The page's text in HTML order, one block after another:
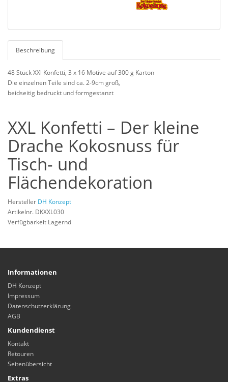
Beschreibung
48 Stück XXl Konfetti, 3 x 16 Motive auf 300 g Karton
Die einzelnen Teile sind ca. 2-9cm groß,
beidseitig bedruckt und formgestanzt
XXL Konfetti – Der kleine
Drache Kokosnuss für
Tisch- und
Flächendekoration
Hersteller DH Konzept
Artikelnr. DKXXL030
Verfügbarkeit Lagernd
Informationen
DH Konzept
Impressum
Datenschutzerklärung
AGB
Kundendienst
Kontakt
Retouren
Seitenübersicht
Extras